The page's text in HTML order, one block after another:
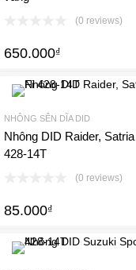
(0 reviews)
650.000₫
NHÔNG SÊN DĨA DID
Nhông DID Raider,
428-14T
(0 reviews)
85.000₫